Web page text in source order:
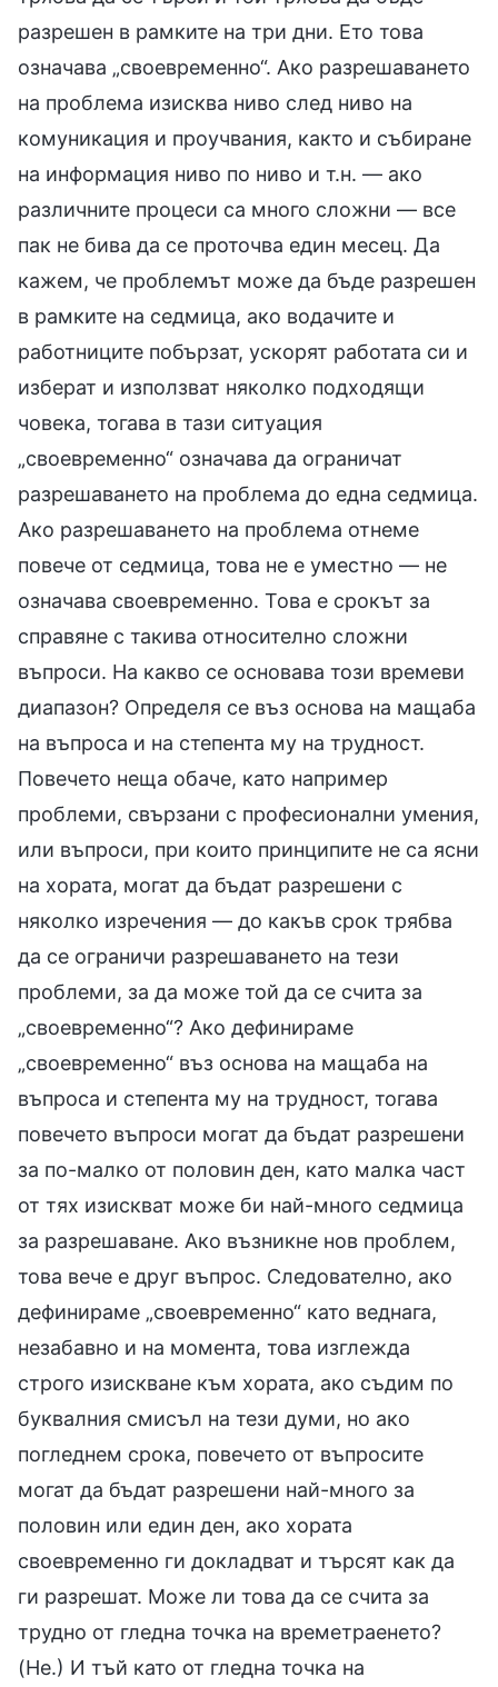
разрешен в рамките на три дни. Ето това
означава „своевременно“. Ако разрешаването
на проблема изисква ниво след ниво на
комуникация и проучвания, както и събиране
на информация ниво по ниво и т.н. — ако
различните процеси са много сложни — все
пак не бива да се проточва един месец. Да
кажем, че проблемът може да бъде разрешен
в рамките на седмица, ако водачите и
работниците побързат, ускорят работата си и
изберат и използват няколко подходящи
човека, тогава в тази ситуация
„своевременно“ означава да ограничат
разрешаването на проблема до една седмица.
Ако разрешаването на проблема отнеме
повече от седмица, това не е уместно — не
означава своевременно. Това е срокът за
справяне с такива относително сложни
въпроси. На какво се основава този времеви
диапазон? Определя се въз основа на мащаба
на въпроса и на степента му на трудност.
Повечето неща обаче, като например
проблеми, свързани с професионални умения,
или въпроси, при които принципите не са ясни
на хората, могат да бъдат разрешени с
няколко изречения — до какъв срок трябва
да се ограничи разрешаването на тези
проблеми, за да може той да се счита за
„своевременно“? Ако дефинираме
„своевременно“ въз основа на мащаба на
въпроса и степента му на трудност, тогава
повечето въпроси могат да бъдат разрешени
за по-малко от половин ден, като малка част
от тях изискват може би най-много седмица
за разрешаване. Ако възникне нов проблем,
това вече е друг въпрос. Следователно, ако
дефинираме „своевременно“ като веднага,
незабавно и на момента, това изглежда
строго изискване към хората, ако съдим по
буквалния смисъл на тези думи, но ако
погледнем срока, повечето от въпросите
могат да бъдат разрешени най-много за
половин или един ден, ако хората
своевременно ги докладват и търсят как да
ги разрешат. Може ли това да се счита за
трудно от гледна точка на времетраенето?
(Не.) И тъй като от гледна точка на